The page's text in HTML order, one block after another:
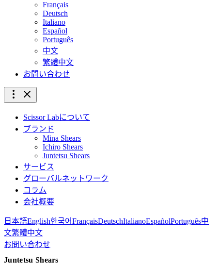
Français
Deutsch
Italiano
Español
Português
中文
繁體中文
お問い合わせ
Scissor Labについて
ブランド
Mina Shears
Ichiro Shears
Juntetsu Shears
サービス
グローバルネットワーク
コラム
会社概要
日本語English한국어FrançaisDeutschItalianoEspañolPortuguês中
文繁體中文
お問い合わせ
Juntetsu Shears